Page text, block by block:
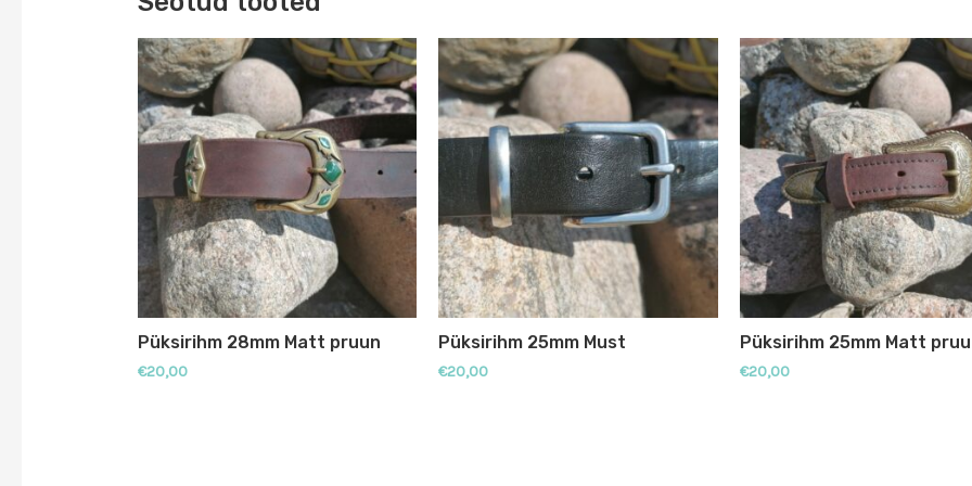
Püksirihm 28mm Matt pruun
€20,00
Püksirihm 25mm Must
€20,00
Püksirihm 25mm Matt
€20,00